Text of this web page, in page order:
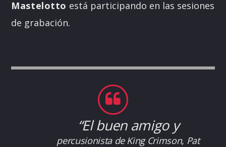
Mastelotto está participando en las sesiones
de grabación.
“El buen amigo y
percusionista de King Crimson, Pat